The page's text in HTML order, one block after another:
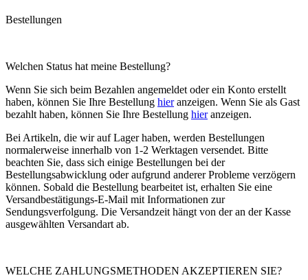
Bestellungen
Welchen Status hat meine Bestellung?
Wenn Sie sich beim Bezahlen angemeldet oder ein Konto erstellt
haben, können Sie Ihre Bestellung hieranzeigen. Wenn Sie als Gast
bezahlt haben, können Sie Ihre Bestellung hieranzeigen.
Bei Artikeln, die wir auf Lager haben, werden Bestellungen
normalerweise innerhalb von 1-2 Werktagen versendet. Bitte
beachten Sie, dass sich einige Bestellungen bei der
Bestellungsabwicklung oder aufgrund anderer Probleme verzögern
können. Sobald die Bestellung bearbeitet ist, erhalten Sie eine
Versandbestätigungs-E-Mail mit Informationen zur
Sendungsverfolgung. Die Versandzeit hängt von der an der Kasse
ausgewählten Versandart ab.
WELCHE ZAHLUNGSMETHODEN AKZEPTIEREN SIE?